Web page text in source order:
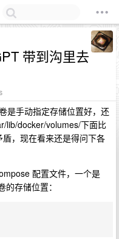
带到沟里去
是手动指定存储位置好，还
lib/docker/volumes/下面比
，现在看来还是得问下各
配置文件，一个是
存储位置：